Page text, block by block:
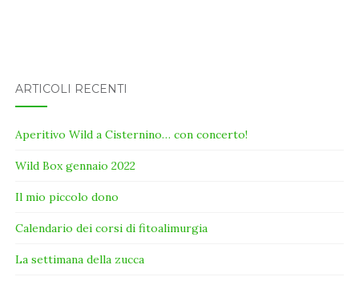
ARTICOLI RECENTI
Aperitivo Wild a Cisternino… con concerto!
Wild Box gennaio 2022
Il mio piccolo dono
Calendario dei corsi di fitoalimurgia
La settimana della zucca